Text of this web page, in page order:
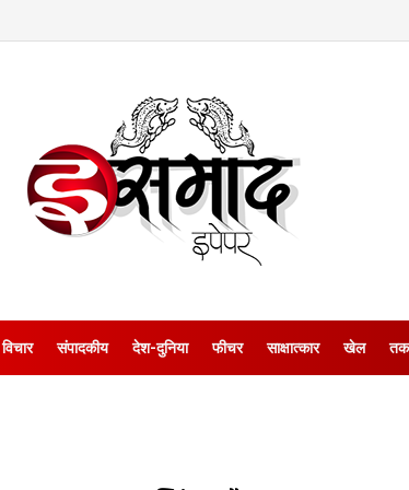
विचार संपादकीय देश-दुनिया फीचर साक्षात्‍कार खेल